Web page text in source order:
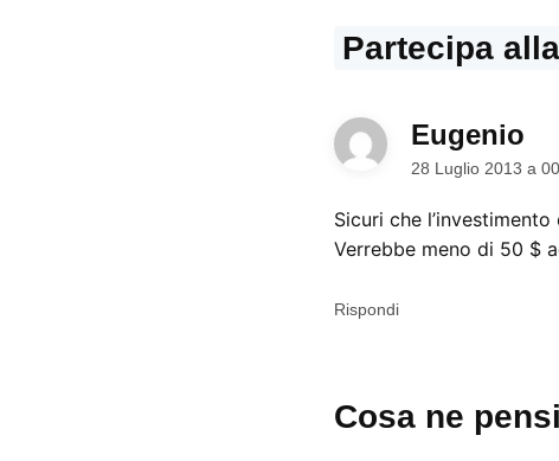
Partecipa
Eugenio
28 Luglio 2013 a
Sicuri che
Verrebbe meno di 50 $
Rispondi
un
Cosa ne